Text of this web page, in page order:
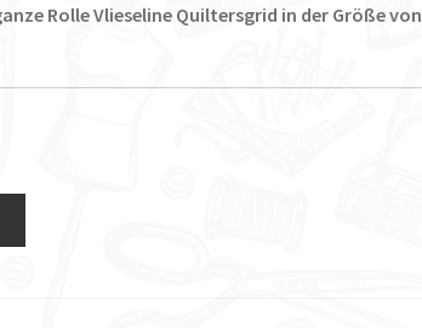
Rolle Vlieseline Quiltersgrid in der Größe von